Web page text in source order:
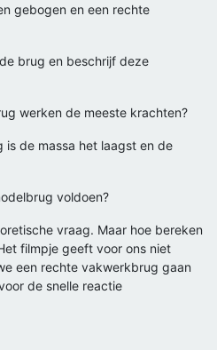
gebogen en een rechte
brug en beschrijf deze
werken de meeste krachten?
is de massa het laagst en de
voldoen?
vraag. Maar hoe bereken
filmpje geeft voor ons niet
een rechte vakwerkbrug gaan
de snelle reactie